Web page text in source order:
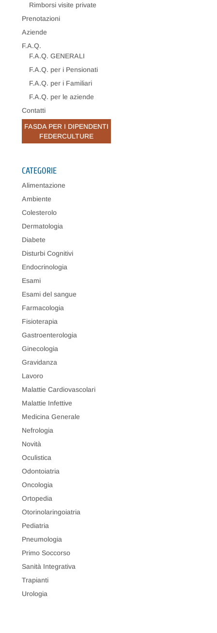
Rimborsi visite private
Prenotazioni
Aziende
F.A.Q.
F.A.Q. GENERALI
F.A.Q. per i Pensionati
F.A.Q. per i Familiari
F.A.Q. per le aziende
Contatti
FASDA PER I DIPENDENTI
FEDERCULTURE
CATEGORIE
Alimentazione
Ambiente
Colesterolo
Dermatologia
Diabete
Disturbi Cognitivi
Endocrinologia
Esami
Esami del sangue
Farmacologia
Fisioterapia
Gastroenterologia
Ginecologia
Gravidanza
Lavoro
Malattie Cardiovascolari
Malattie Infettive
Medicina Generale
Nefrologia
Novità
Oculistica
Odontoiatria
Oncologia
Ortopedia
Otorinolaringoiatria
Pediatria
Pneumologia
Primo Soccorso
Sanità Integrativa
Trapianti
Urologia